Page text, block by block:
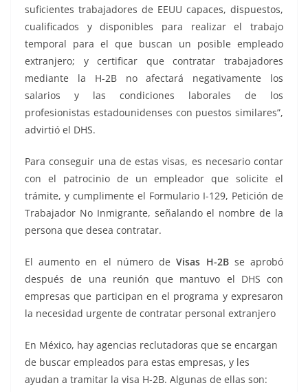
suficientes trabajadores de EEUU capaces, dispuestos,
cualificados y disponibles para realizar el trabajo
temporal para el que buscan un posible empleado
extranjero; y certificar que contratar trabajadores
mediante la H-2B no afectará negativamente los
salarios y las condiciones laborales de los
profesionistas estadounidenses con puestos similares”,
advirtió el DHS.
Para conseguir una de estas visas, es necesario contar
con el patrocinio de un empleador que solicite el
trámite, y cumplimente el Formulario I-129, Petición de
Trabajador No Inmigrante, señalando el nombre de la
persona que desea contratar.
El aumento en el número deVisas H-2Bse aprobó
después de una reunión que mantuvo el DHS con
empresas que participan en el programa y expresaron
la necesidad urgente de contratar personal extranjero
En México, hay agencias reclutadoras que se encargan
de buscar empleados para estas empresas, y les
ayudan a tramitar la visa H-2B. Algunas de ellas son: